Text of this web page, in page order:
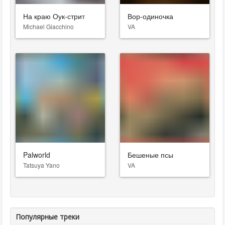
На краю Оук-стрит
Michael Giacchino
Вор-одиночка
VA
Palworld
Tatsuya Yano
Бешеные псы
VA
Популярные треки